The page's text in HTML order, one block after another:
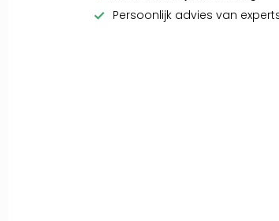
Persoonlijk advies van